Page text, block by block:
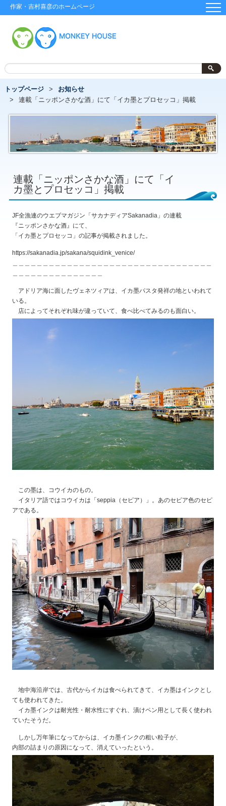
作家・吉村喜彦のホームページ
トップページ
お知らせ
連載「ニッポンさかな酒」にて「イカ墨とプロセッコ」掲載
連載「ニッポンさかな酒」にて「イ
カ墨とプロセッコ」掲載
JF全漁連のウエブマガジン「サカナディアSakanadia」の連載
『ニッポンさかな酒』にて、
「イカ墨とプロセッコ」の記事が掲載されました。
https://sakanadia.jp/sakana/squidink_venice/
アドリア海に面したヴェネツィアは、イカ墨パスタ発祥の地といわれて
いる。
店によってそれぞれ味が違っていて、食べ比べてみるのも面白い。
この墨は、コウイカのもの。
イタリア語ではコウイカは「seppia（セピア）」。あのセピア色のセピ
アである。
地中海沿岸では、古代からイカは食べられてきて、イカ墨はインクとし
ても使われてきた。
イカ墨インクは耐光性・耐水性にすぐれ、漬けペン用として長く使われ
ていたそうだ。
しかし万年筆になってからは、イカ墨インクの粗い粒子が、
内部の詰まりの原因になって、消えていったという。